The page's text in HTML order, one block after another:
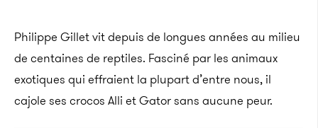
Philippe Gillet vit depuis de longues années au milieu
de centaines de reptiles. Fasciné par les animaux
exotiques qui effraient la plupart d’entre nous, il
cajole ses crocos Alli et Gator sans aucune peur.